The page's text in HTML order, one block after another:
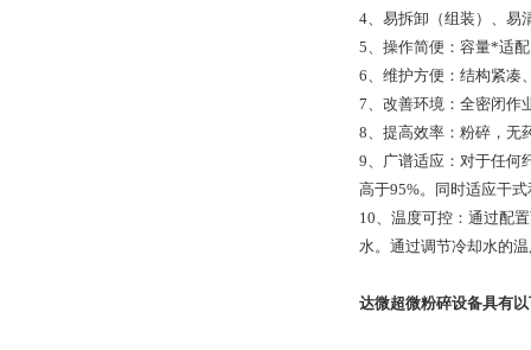
4、易拆卸（组装）、易
5、操作简便：容量*适
6、维护方便：结构紧凑
7、改善环境：全密闭作
8、提高效率：粉碎，无
9、广谱适应：对于任何
高于95%。同时适应干
10、温度可控：通过配
水。通过调节冷却水的
达微超微粉碎设备具有